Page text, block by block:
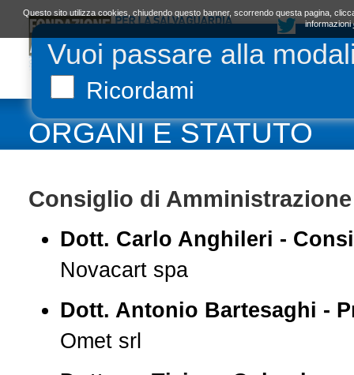
Vuoi passare alla
Ricordami
LA FONDAZIONE
ORGANI E STATUTO
Consiglio di Amministrazione
Dott. Carlo Anghileri -
Novacart spa
Dott. Antonio Bartesaghi -
Omet srl
Questo sito utilizza cookies, chiudendo questo banner, scorrendo questa pagina,
informazioni